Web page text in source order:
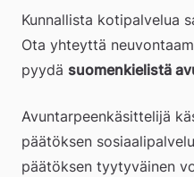
Kunnallista kotipalvelua
Ota yhteyttä
pyydä suomenkielistä
Avuntarpeenkäsittelijä
päätöksen
päätöksen tyytyväinen